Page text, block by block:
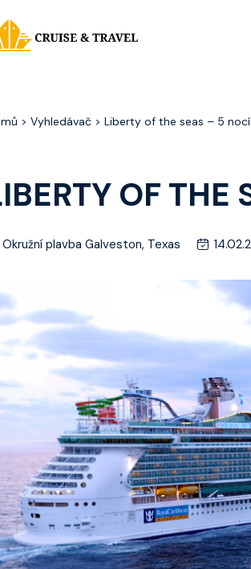
> Vyhledávač > Liberty of the seas – 5
OF THE
Okružní plavba Galveston, Texas